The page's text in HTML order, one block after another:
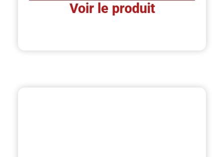
Voir le produit